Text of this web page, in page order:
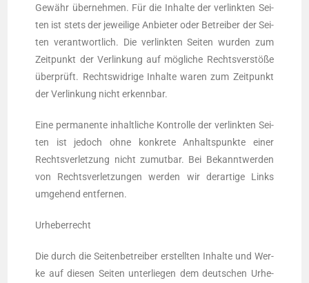
Gewähr über­neh­men. Für die Inhal­te der ver­link­ten Sei­
ten ist stets der jewei­li­ge Anbie­ter oder Betrei­ber der Sei­
ten ver­ant­wort­lich. Die ver­link­ten Sei­ten wur­den zum
Zeit­punkt der Ver­lin­kung auf mög­li­che Rechts­ver­stö­ße
über­prüft. Rechts­wid­ri­ge Inhal­te waren zum Zeit­punkt
der Ver­lin­kung nicht erkennbar.
Eine per­ma­nen­te inhalt­li­che Kon­trol­le der ver­link­ten Sei­
ten ist jedoch ohne kon­kre­te Anhalts­punk­te einer
Rechts­ver­let­zung nicht zumut­bar. Bei Bekannt­wer­den
von Rechts­ver­let­zun­gen wer­den wir der­ar­ti­ge Links
umge­hend entfernen.
Urhe­ber­recht
Die durch die Sei­ten­be­trei­ber erstell­ten Inhal­te und Wer­
ke auf die­sen Sei­ten unter­lie­gen dem deut­schen Urhe­